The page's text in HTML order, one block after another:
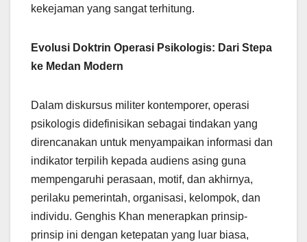
kekejaman yang sangat terhitung.
Evolusi Doktrin Operasi Psikologis: Dari Stepa
ke Medan Modern
Dalam diskursus militer kontemporer, operasi
psikologis didefinisikan sebagai tindakan yang
direncanakan untuk menyampaikan informasi dan
indikator terpilih kepada audiens asing guna
mempengaruhi perasaan, motif, dan akhirnya,
perilaku pemerintah, organisasi, kelompok, dan
individu. Genghis Khan menerapkan prinsip-
prinsip ini dengan ketepatan yang luar biasa,